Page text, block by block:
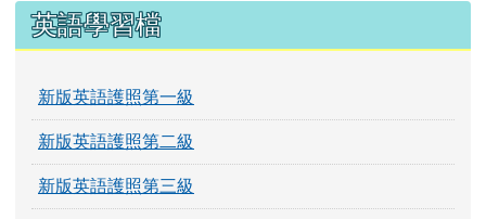
英語學習檔
新版英語護照第一級
新版英語護照第二級
新版英語護照第三級